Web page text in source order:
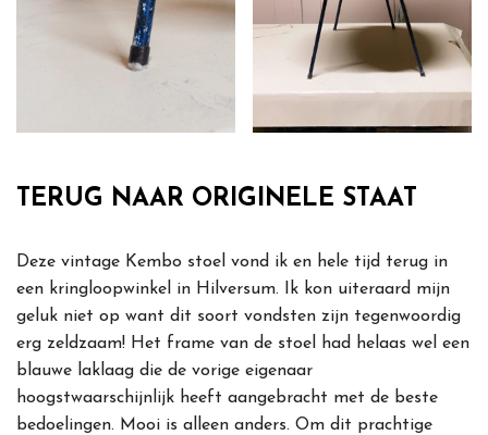
TERUG NAAR ORIGINELE STAAT
Deze vintage Kembo stoel vond ik en hele tijd terug in
een kringloopwinkel in Hilversum. Ik kon uiteraard mijn
geluk niet op want dit soort vondsten zijn tegenwoordig
erg zeldzaam! Het frame van de stoel had helaas wel een
blauwe laklaag die de vorige eigenaar
hoogstwaarschijnlijk heeft aangebracht met de beste
bedoelingen. Mooi is alleen anders. Om dit prachtige